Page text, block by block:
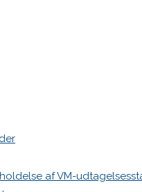
af VM-
båd.dk
båd.dk